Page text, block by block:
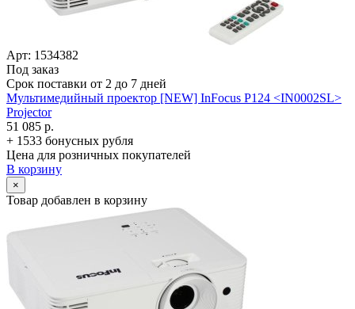
Арт: 1534382
Под заказ
Срок поставки от 2 до 7 дней
Мультимедийный проектор [NEW] InFocus P124 <IN0002SL>
Projector
51 085 р.
+ 1533 бонусных рубля
Цена для розничных покупателей
В корзину
×
Товар добавлен в корзину